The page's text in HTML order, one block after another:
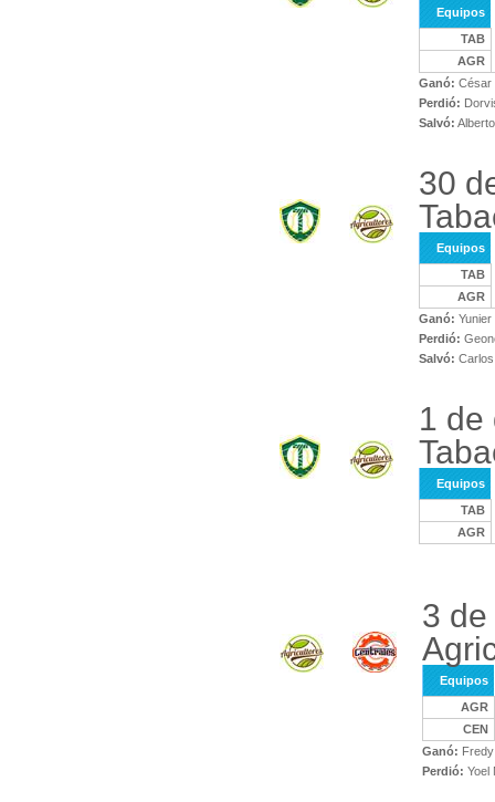
Equipos
TAB
AGR
Ganó: César
Perdió:
Salvó:
30
Equipos
TAB
AGR
Ganó:
Perdió:
Salvó:
1 de
Equipos
TAB
AGR
3
Equipos
AGR
CEN
Ganó:
Perdió: Yoel